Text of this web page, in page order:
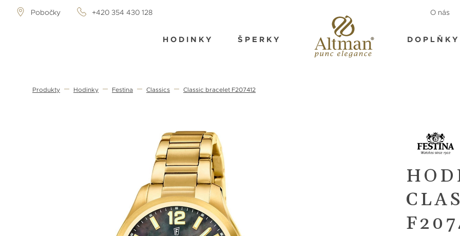
Pobočky +420 354 430 128 O nás
HODINKY ŠPERKY DOPLŇKY
Produkty Hodinky Festina Classics Classic bracelet F207412